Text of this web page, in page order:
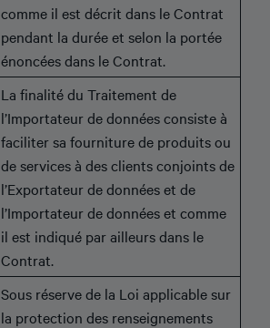
comme il est décrit dans le Contrat
pendant la durée et selon la portée
énoncées dans le Contrat.
La finalité du Traitement de
l’Importateur de données consiste à
faciliter sa fourniture de produits ou
de services à des clients conjoints de
l’Exportateur de données et de
l’Importateur de données et comme
il est indiqué par ailleurs dans le
Contrat.
Sous réserve de la Loi applicable sur
la protection des renseignements